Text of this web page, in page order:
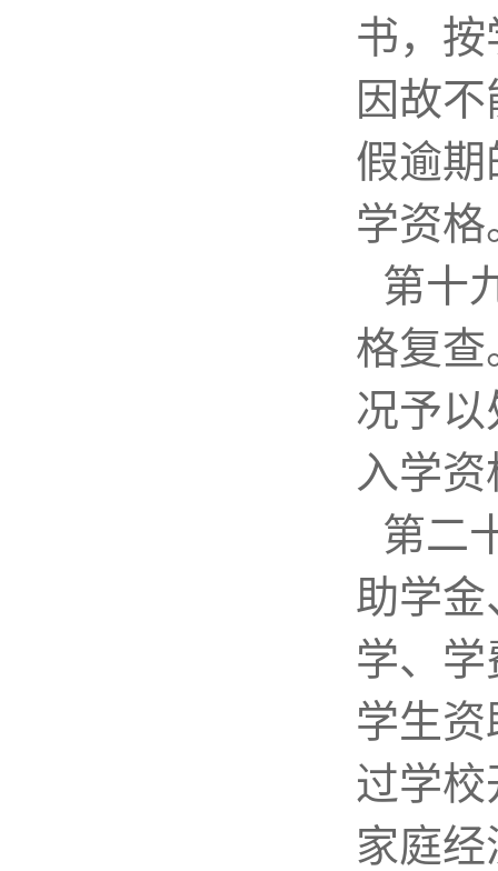
书，
因故
假逾
学资格
第十
格复
况予
入学
第二
助学
学、
学生
过学校
家庭